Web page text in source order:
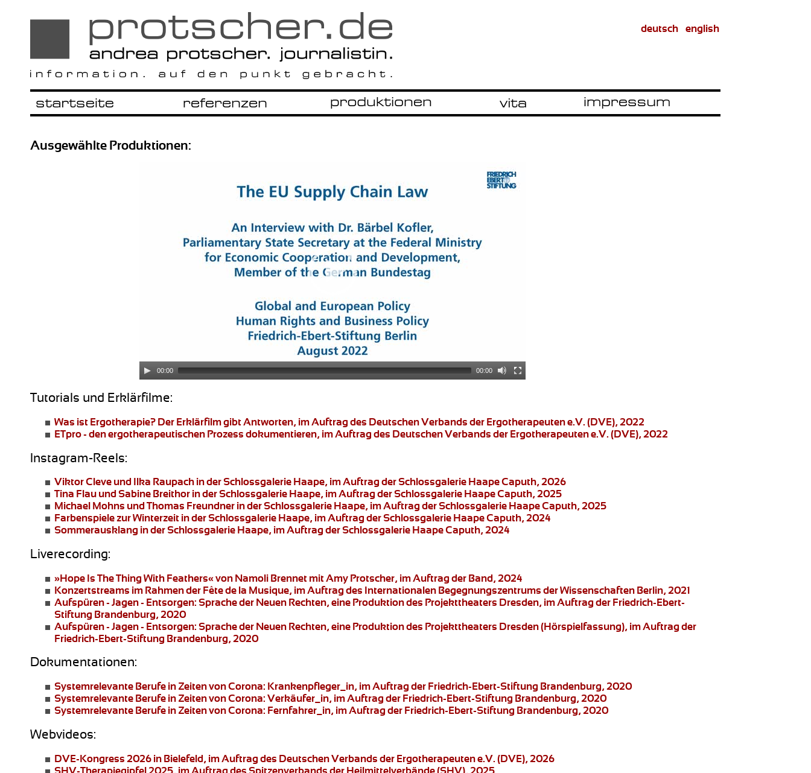
deutsch english
Ausgewählte Produktionen:
00:00 00:00
Tutorials und Erklärfilme:
Was ist Ergotherapie? Der Erklärfilm gibt Antworten, im Auftrag des Deutschen Verbands der Ergotherapeuten e.V. (DVE), 2022
ETpro - den ergotherapeutischen Prozess dokumentieren, im Auftrag des Deutschen Verbands der Ergotherapeuten e.V. (DVE), 2022
Instagram-Reels:
Viktor Cleve und Ilka Raupach in der Schlossgalerie Haape, im Auftrag der Schlossgalerie Haape Caputh, 2026
Tina Flau und Sabine Breithor in der Schlossgalerie Haape, im Auftrag der Schlossgalerie Haape Caputh, 2025
Michael Mohns und Thomas Freundner in der Schlossgalerie Haape, im Auftrag der Schlossgalerie Haape Caputh, 2025
Farbenspiele zur Winterzeit in der Schlossgalerie Haape, im Auftrag der Schlossgalerie Haape Caputh, 2024
Sommerausklang in der Schlossgalerie Haape, im Auftrag der Schlossgalerie Haape Caputh, 2024
Liverecording:
»Hope Is The Thing With Feathers«von Namoli Brennet mit Amy Protscher, im Auftrag der Band, 2024
Konzertstreams im Rahmen der Fête de la Musique, im Auftrag des Internationalen Begegnungszentrums der Wissenschaften Berlin, 2021
Aufspüren - Jagen - Entsorgen: Sprache der Neuen Rechten,eine Produktion des Projekttheaters Dresden, im Auftrag der Friedrich-Ebert-
Stiftung Brandenburg, 2020
Aufspüren - Jagen - Entsorgen: Sprache der Neuen Rechten,eine Produktion des Projekttheaters Dresden(Hörspielfassung), im Auftrag der
Friedrich-Ebert-Stiftung Brandenburg, 2020
Dokumentationen:
Systemrelevante Berufe in Zeiten von Corona: Krankenpfleger_in, im Auftrag der Friedrich-Ebert-Stiftung Brandenburg, 2020
Systemrelevante Berufe in Zeiten von Corona: Verkäufer_in, im Auftrag der Friedrich-Ebert-Stiftung Brandenburg, 2020
Systemrelevante Berufe in Zeiten von Corona: Fernfahrer_in, im Auftrag der Friedrich-Ebert-Stiftung Brandenburg, 2020
Webvideos:
DVE-Kongress 2026 in Bielefeld, im Auftrag des Deutschen Verbands der Ergotherapeuten e.V. (DVE), 2026
SHV-Therapiegipfel 2025, im Auftrag des Spitzenverbands der Heilmittelverbände (SHV), 2025